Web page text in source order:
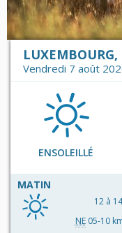
Vendredi 7 août
ENSOLEILLÉ
MATIN
12 à
NE05-10